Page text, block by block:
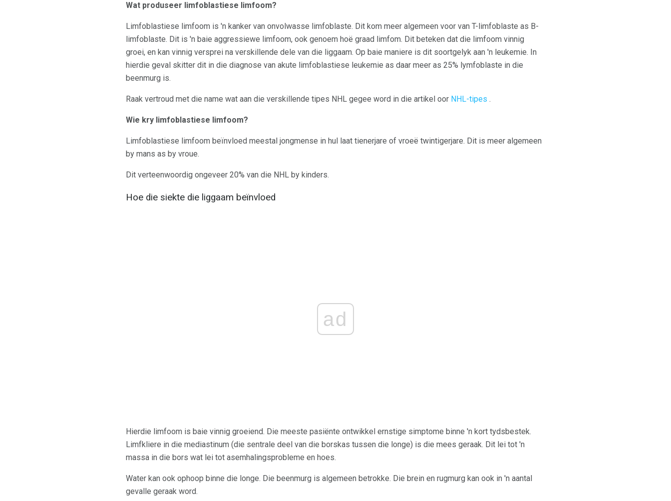
Wat produseer limfoblastiese limfoom?
Limfoblastiese limfoom is 'n kanker van onvolwasse limfoblaste. Dit kom meer algemeen voor van T-limfoblaste as B-
limfoblaste. Dit is 'n baie aggressiewe limfoom, ook genoem hoë graad limfom. Dit beteken dat die limfoom vinnig
groei, en kan vinnig versprei na verskillende dele van die liggaam. Op baie maniere is dit soortgelyk aan 'n leukemie. In
hierdie geval skitter dit in die diagnose van akute limfoblastiese leukemie as daar meer as 25% lymfoblaste in die
beenmurg is.
Raak vertroud met die name wat aan die verskillende tipes NHL gegee word in die artikel oor NHL-tipes .
Wie kry limfoblastiese limfoom?
Limfoblastiese limfoom beïnvloed meestal jongmense in hul laat tienerjare of vroeë twintigerjare. Dit is meer algemeen
by mans as by vroue.
Dit verteenwoordig ongeveer 20% van die NHL by kinders.
Hoe die siekte die liggaam beïnvloed
ad
Hierdie limfoom is baie vinnig groeiend. Die meeste pasiënte ontwikkel ernstige simptome binne 'n kort tydsbestek.
Limfkliere in die mediastinum (die sentrale deel van die borskas tussen die longe) is die mees geraak. Dit lei tot 'n
massa in die bors wat lei tot asemhalingsprobleme en hoes.
Water kan ook ophoop binne die longe. Die beenmurg is algemeen betrokke. Die brein en rugmurg kan ook in 'n aantal
gevalle geraak word.